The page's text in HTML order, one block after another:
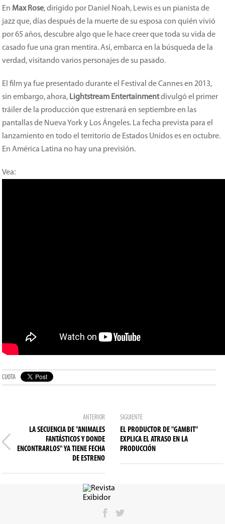
En Max Rose, dirigido por Daniel Noah, Lewis es un pianista de
jazz que, días después de la muerte de su esposa con quién vivió
por 65 años, descubre algo que le hace creer que toda su vida de
casado fue una gran mentira. Así, embarca en la búsqueda de la
verdad, visitando varios personajes de su pasado.
El film ya fue presentado durante el Festival de Cannes en 2013,
sin embargo, ahora, Lightstream Entertainmentdivulgó el primer
tráiler de la producción que estrenará en septiembre en las
pantallas de Nueva York y Los Ángeles. La fecha prevista para el
lanzamiento en todo el territorio de Estados Unidos es en octubre.
En América Latina no hay una previsión.
Vea:
CUOTA
ANTERIOR
LA SECUENCIA DE "ANIMALES
FANTÁSTICOS Y DONDE
ENCONTRARLOS" YA TIENE FECHA
DE ESTRENO
SIGUIENTE
EL PRODUCTOR DE "GAMBIT"
EXPLICA EL ATRASO EN LA
PRODUCCIÓN